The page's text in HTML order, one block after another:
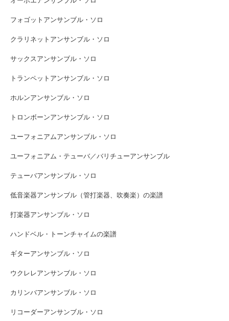
フォゴットアンサンブル・ソロ
クラリネットアンサンブル・ソロ
サックスアンサンブル・ソロ
トランペットアンサンブル・ソロ
ホルンアンサンブル・ソロ
トロンボーンアンサンブル・ソロ
ユーフォニアムアンサンブル・ソロ
ユーフォニアム・テューバ／バリチューアンサンブル
テューバアンサンブル・ソロ
低音楽器アンサンブル（管打楽器、吹奏楽）の楽譜
打楽器アンサンブル・ソロ
ハンドベル・トーンチャイムの楽譜
ギターアンサンブル・ソロ
ウクレレアンサンブル・ソロ
カリンバアンサンブル・ソロ
リコーダーアンサンブル・ソロ